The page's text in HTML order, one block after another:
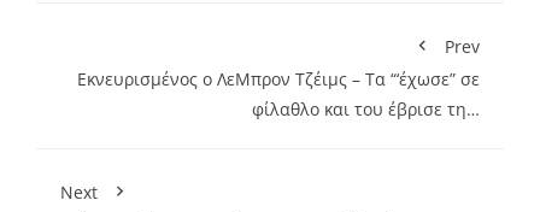
Prev
Εκνευρισμένος ο ΛεΜπρον Τζέιμς – Τα “‘έχωσε” σε
φίλαθλο και του έβρισε τη…
Next